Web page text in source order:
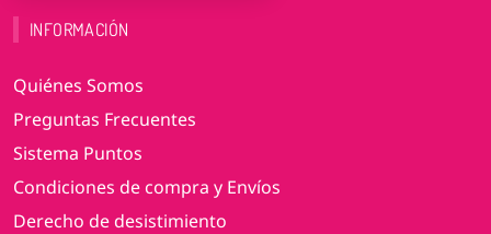
INFORMACIÓN
Quiénes Somos
Preguntas Frecuentes
Sistema Puntos
Condiciones de compra y Envíos
Derecho de desistimiento